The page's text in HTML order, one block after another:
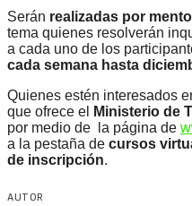
Serán realizadas por
tema quienes resolverán
a cada uno de los
cada semana hasta
Quienes estén interesados
que ofrece el
Ministerio de
por medio de la página de
a la pestaña de cursos
de inscripción.
AUTOR